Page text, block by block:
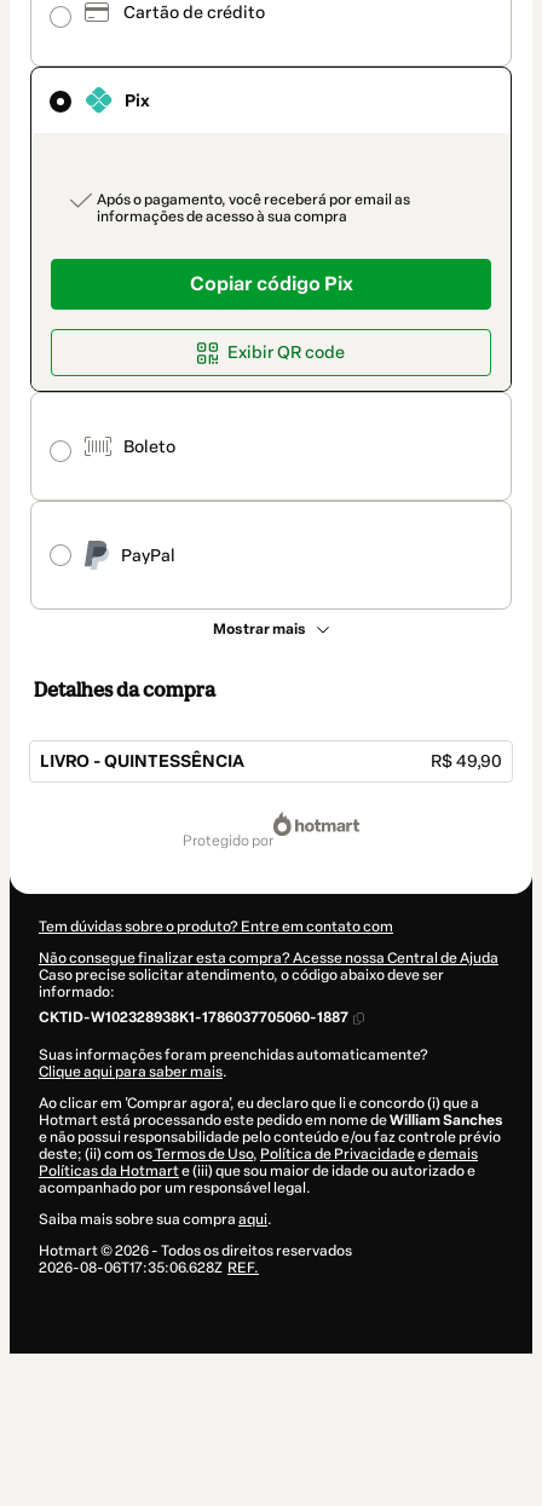
Cartão de crédito
Pix
payment_data.section_title_v2
Após o pagamento, você receberá por email as
informações de acesso à sua compra
Copiar código Pix
Exibir QR code
Boleto
PayPal
Mostrar mais
como
de
pagamento
Detalhes da compra
LIVRO - QUINTESSÊNCIA R$ 49,90
protegido por
Tem dúvidas sobre o produto? Entre em contato com
Não consegue finalizar esta compra? Acesse nossa Central de Ajuda
Caso precise solicitar atendimento, o código abaixo deve ser
informado:
CKTID-W102328938K1-1786037705060-1887
Suas informações foram preenchidas automaticamente?
Clique aqui para saber mais.
Ao clicar em 'Comprar agora', eu declaro que li e concordo (i) que a
Hotmart está processando este pedido em nome deWilliam Sanches
e não possui responsabilidade pelo conteúdo e/ou faz controle prévio
deste; (ii) com osTermos de Uso, Política de Privacidadeedemais
Políticas da Hotmarte (iii) que sou maior de idade ou autorizado e
acompanhado por um responsável legal.
Saiba mais sobre sua compra aqui.
Hotmart ©2026- Todos os direitos reservados
2026-08-06T17:35:06.628Z REF.